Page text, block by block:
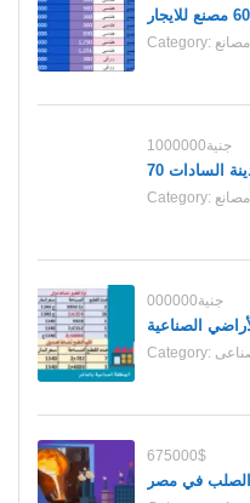
Category: مصانع
1000000جنية
السادات
Category: مصانع
000000جنية
الصناعية
Category:
675000$
الصلب في مصر